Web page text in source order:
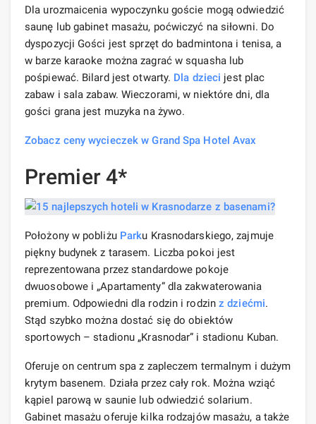
Dla urozmaicenia wypoczynku goście mogą odwiedzić
saunę lub gabinet masażu, poćwiczyć na siłowni. Do
dyspozycji Gości jest sprzęt do badmintona i tenisa, a
w barze karaoke można zagrać w squasha lub
pośpiewać. Bilard jest otwarty. Dla dzieci jest plac
zabaw i sala zabaw. Wieczorami, w niektóre dni, dla
gości grana jest muzyka na żywo.
Zobacz ceny wycieczek w Grand Spa Hotel Avax
Premier 4*
Położony w pobliżu Parku Krasnodarskiego, zajmuje
piękny budynek z tarasem. Liczba pokoi jest
reprezentowana przez standardowe pokoje
dwuosobowe i „Apartamenty” dla zakwaterowania
premium. Odpowiedni dla rodzin i rodzinz dziećmi.
Stąd szybko można dostać się do obiektów
sportowych – stadionu „Krasnodar” i stadionu Kuban.
Oferuje on centrum spa z zapleczem termalnym i dużym
krytym basenem. Działa przez cały rok. Można wziąć
kąpiel parową w saunie lub odwiedzić solarium.
Gabinet masażu oferuje kilka rodzajów masażu, a także